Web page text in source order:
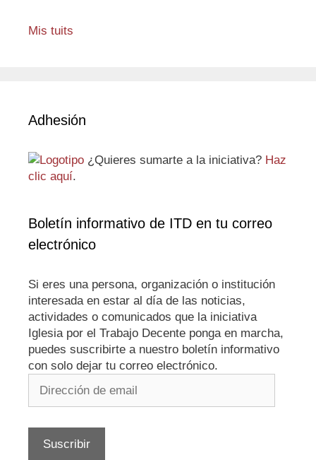
Mis tuits
Adhesión
¿Quieres sumarte a la iniciativa? Haz
clic aquí.
Boletín informativo de ITD en tu correo
electrónico
Si eres una persona, organización o institución
interesada en estar al día de las noticias,
actividades o comunicados que la iniciativa
Iglesia por el Trabajo Decente ponga en marcha,
puedes suscribirte a nuestro boletín informativo
con solo dejar tu correo electrónico.
Suscribir